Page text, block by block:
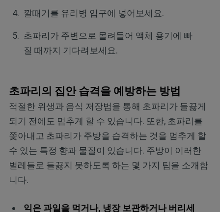
깔때기를 유리병 입구에 넣어보세요.
초파리가 주변으로 몰려들어 액체 용기에 빠
질 때까지 기다려보세요.
초파리의 집안 습격을 예방하는 방법
적절한 위생과 음식 저장법을 통해 초파리가 들끓게
되기 전에도 멈추게 할 수 있습니다. 또한, 초파리를
쫓아내고 초파리가 주방을 습격하는 것을 멈추게 할
수 있는 특정 향과 물질이 있습니다. 주방이 이러한
벌레들로 들끓지 못하도록 하는 몇 가지 팁을 소개합
니다.
익은 과일을 먹거나, 냉장 보관하거나 버리세